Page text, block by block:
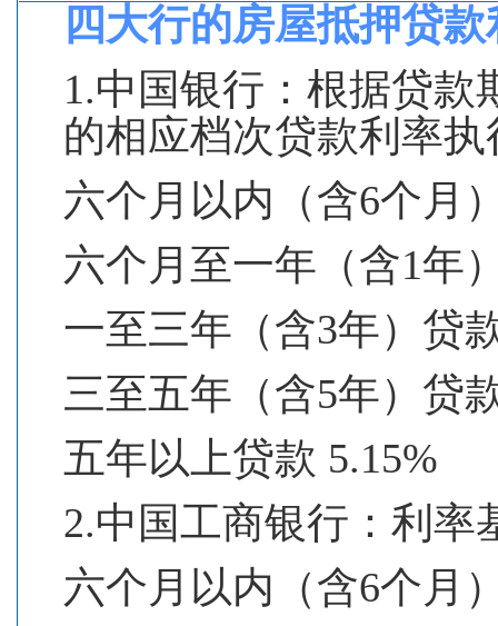
四大行的房屋抵押贷款
1.中国银行：根据贷款
的相应档次贷款利率执
六个月以内（含6个月
六个月至一年（含1年
一至三年（含3年）贷
三至五年（含5年）贷
五年以上贷款 5.15%
2.中国工商银行：利率
六个月以内（含6个月